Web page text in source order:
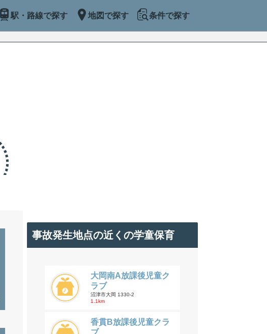
駅・路線で探す 地図で探す 条件で探す
事故発生地点の近くの学童保育
大岡南A放課後児童ク
ラブ
沼津市大岡 1330-2
1.1km
香貫B放課後児童クラ
ブ